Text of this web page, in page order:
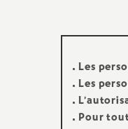
Les
Les
Pour